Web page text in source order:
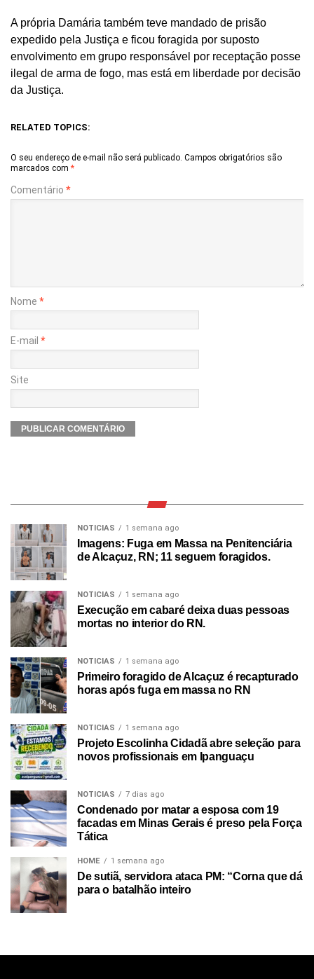
A própria Damária também teve mandado de prisão
expedido pela Justiça e ficou foragida por suposto
envolvimento em grupo responsável por receptação posse
ilegal de arma de fogo, mas está em liberdade por decisão
da Justiça.
RELATED TOPICS:
O seu endereço de e-mail não será publicado. Campos obrigatórios são
marcados com *
Comentário *
Nome *
E-mail *
Site
NOTICIAS 1 semana ago
Imagens: Fuga em Massa na Penitenciária
de Alcaçuz, RN; 11 seguem foragidos.
NOTICIAS 1 semana ago
Execução em cabaré deixa duas pessoas
mortas no interior do RN.
NOTICIAS 1 semana ago
Primeiro foragido de Alcaçuz é recapturado
horas após fuga em massa no RN
NOTICIAS 1 semana ago
Projeto Escolinha Cidadã abre seleção para
novos profissionais em Ipanguaçu
NOTICIAS 7 dias ago
Condenado por matar a esposa com 19
facadas em Minas Gerais é preso pela Força
Tática
HOME 1 semana ago
De sutiã, servidora ataca PM: “Corna que dá
para o batalhão inteiro